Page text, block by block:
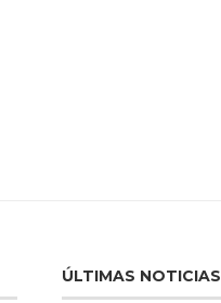
ÚLTIMAS NOTICIAS